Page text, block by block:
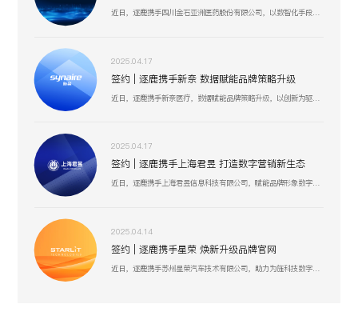
近日，逐鹿携手四川金石亚洲医药股份有限公司，以数智化手段赋能医药产业升级，聚焦创新驱动与价值深挖，助力金石亚药在医药健康、新材料及机械设备等业务板块，开启高效增长、精准运营的全新阶段 。
2025.04.17
签约 | 逐鹿携手新奈 数据赋能品牌策略升级
2025.04.17
签约 | 逐鹿携手上海君昱 打造数字营销新生态
近日，逐鹿携手上海君昱信息科技有限公司，赋能品牌形象数字化，以全新的互联网形象为品牌营销赋能。
2025.04.14
签约 | 逐鹿携手星荣 焕新升级品牌官网
近日，逐鹿携手苏州星荣汽车技术有限公司，助力为旌科技数字化官网平台全面升级，赋能品牌形象数字化，以全新形象为品牌营销赋能。